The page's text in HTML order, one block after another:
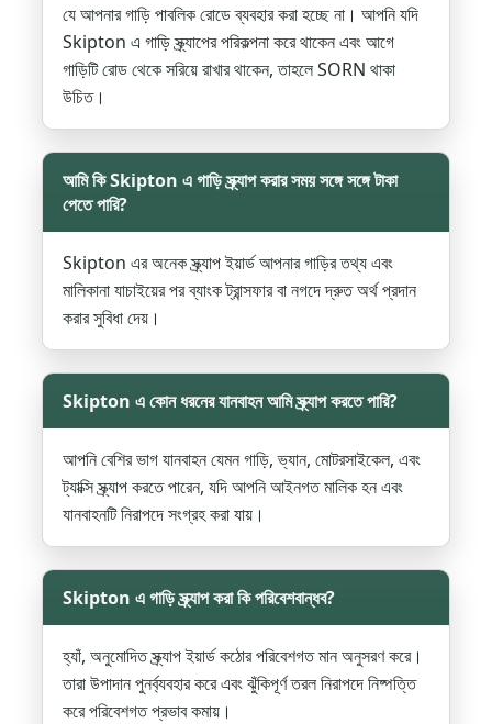
যে আপনার গাড়ি পাবলিক রোডে ব্যবহার করা হচ্ছে না। আপনি যদি
Skipton এ গাড়ি স্ক্র্যাপের পরিকল্পনা করে থাকেন এবং আগে
গাড়িটি রোড থেকে সরিয়ে রাখার থাকেন, তাহলে SORN থাকা
উচিত।
আমি কি Skipton এ গাড়ি স্ক্র্যাপ করার সময় সঙ্গে সঙ্গে টাকা
পেতে পারি?
Skipton এর অনেক স্ক্র্যাপ ইয়ার্ড আপনার গাড়ির তথ্য এবং
মালিকানা যাচাইয়ের পর ব্যাংক ট্রান্সফার বা নগদে দ্রুত অর্থ প্রদান
করার সুবিধা দেয়।
Skipton এ কোন ধরনের যানবাহন আমি স্ক্র্যাপ করতে পারি?
আপনি বেশির ভাগ যানবাহন যেমন গাড়ি, ভ্যান, মোটরসাইকেল, এবং
ট্যাক্সি স্ক্র্যাপ করতে পারেন, যদি আপনি আইনগত মালিক হন এবং
যানবাহনটি নিরাপদে সংগ্রহ করা যায়।
Skipton এ গাড়ি স্ক্র্যাপ করা কি পরিবেশবান্ধব?
হ্যাঁ, অনুমোদিত স্ক্র্যাপ ইয়ার্ড কঠোর পরিবেশগত মান অনুসরণ করে।
তারা উপাদান পুনর্ব্যবহার করে এবং ঝুঁকিপূর্ণ তরল নিরাপদে নিষ্পত্তি
করে পরিবেশগত প্রভাব কমায়।